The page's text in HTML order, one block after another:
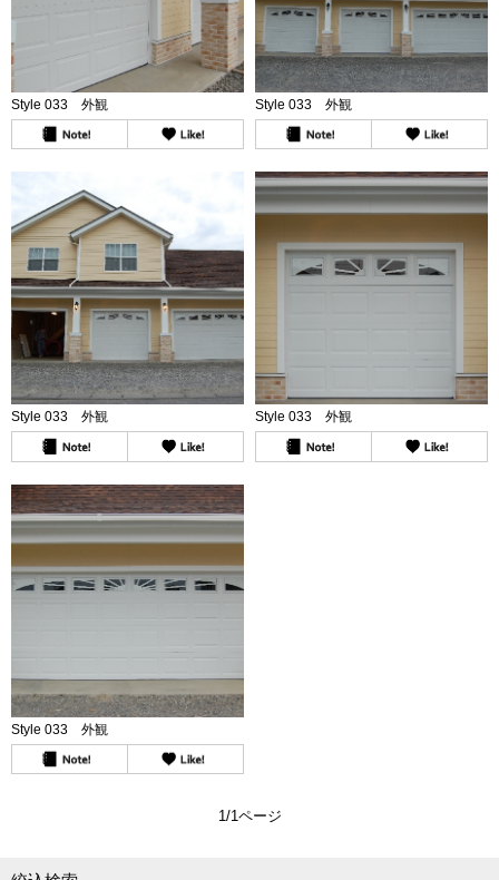
Style 033 外観 Style 033 外観
Style 033 外観 Style 033 外観
Style 033 外観
1/1ページ